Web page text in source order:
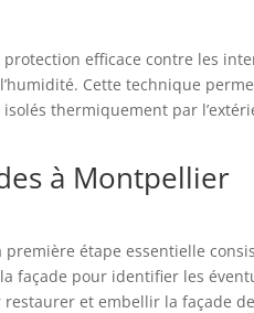
efficace contre les
Cette technique
thermiquement par
à Montpellier
étape essentielle
façade pour identifier les
et embellir la façade